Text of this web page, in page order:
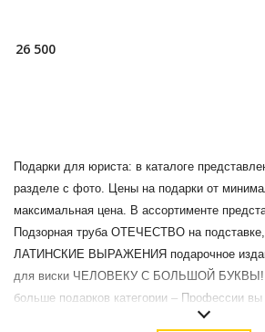
26 500
Подарки для юриста: в каталоге
разделе с фото. Цены на подарки от
максимальная цена. В ассортименте
Подзорная труба ОТЕЧЕСТВО на
ЛАТИНСКИЕ ВЫРАЖЕНИЯ подарочное
для виски ЧЕЛОВЕКУ С БОЛЬШОЙ БУКВЫ!
больше подарков категории – Профессии